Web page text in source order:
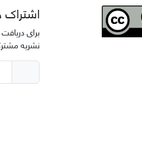
اشتراک
برای
نشریه